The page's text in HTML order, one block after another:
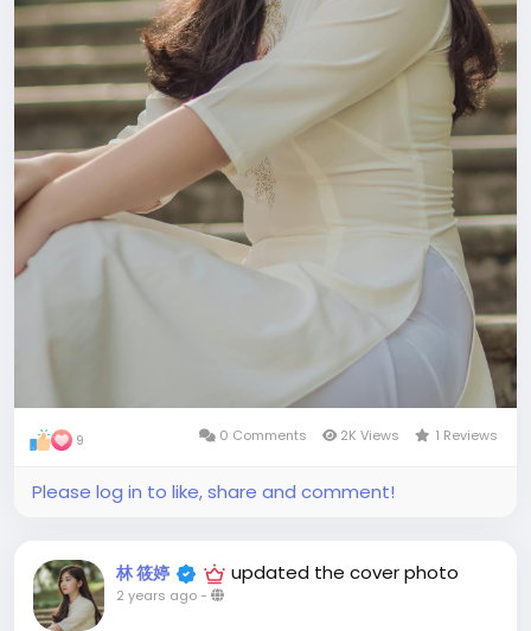
9 0 Comments 2K Views 1 Reviews
Please log in to like, share and comment!
林 筱婷 updated the cover photo
2 years ago-